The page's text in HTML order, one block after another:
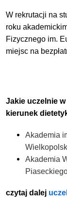
W rekrutacji na
roku
Fizycznego im.
miejsc na
Jakie uczelnie
kierunek
Akademia
Akademia
czytaj dalej